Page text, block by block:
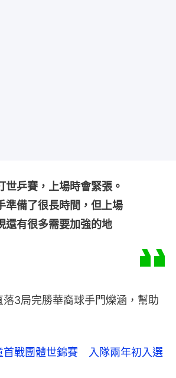
世乒賽，上場時會緊張。
準備了很長時間，但上場
還有很多需要加強的地
3局完勝華裔球手門爍涵，幫助
首戰團體世錦賽 入隊兩年初入選